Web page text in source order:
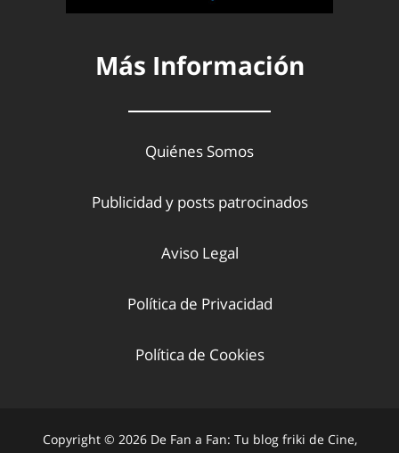
Más Información
Quiénes Somos
Publicidad y posts patrocinados
Aviso Legal
Política de Privacidad
Política de Cookies
Copyright © 2026 De Fan a Fan: Tu blog friki de Cine,